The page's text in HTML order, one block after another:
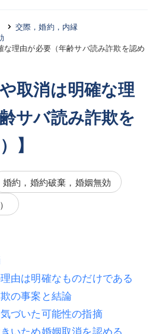
）
等）
交際，婚約，内縁
な理由が必要（年齢サバ読み詐欺を認め
取消は明確な理
サバ読み詐欺を
】
婚約，婚約破棄，婚姻無効
由は明確なものだけである
の事案と結論
づいた可能性の指摘
いため婚姻取消を認める